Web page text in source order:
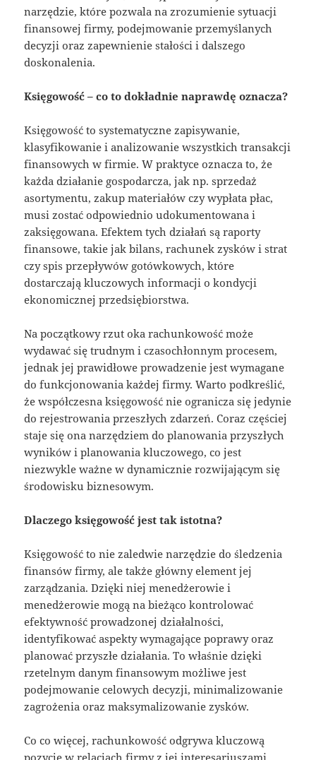
narzędzie, które pozwala na zrozumienie sytuacji
finansowej firmy, podejmowanie przemyślanych
decyzji oraz zapewnienie stałości i dalszego
doskonalenia.
Księgowość – co to dokładnie naprawdę oznacza?
Księgowość to systematyczne zapisywanie,
klasyfikowanie i analizowanie wszystkich transakcji
finansowych w firmie. W praktyce oznacza to, że
każda działanie gospodarcza, jak np. sprzedaż
asortymentu, zakup materiałów czy wypłata płac,
musi zostać odpowiednio udokumentowana i
zaksięgowana. Efektem tych działań są raporty
finansowe, takie jak bilans, rachunek zysków i strat
czy spis przepływów gotówkowych, które
dostarczają kluczowych informacji o kondycji
ekonomicznej przedsiębiorstwa.
Na początkowy rzut oka rachunkowość może
wydawać się trudnym i czasochłonnym procesem,
jednak jej prawidłowe prowadzenie jest wymagane
do funkcjonowania każdej firmy. Warto podkreślić,
że współczesna księgowość nie ogranicza się jedynie
do rejestrowania przeszłych zdarzeń. Coraz częściej
staje się ona narzędziem do planowania przyszłych
wyników i planowania kluczowego, co jest
niezwykle ważne w dynamicznie rozwijającym się
środowisku biznesowym.
Dlaczego księgowość jest tak istotna?
Księgowość to nie zaledwie narzędzie do śledzenia
finansów firmy, ale także główny element jej
zarządzania. Dzięki niej menedżerowie i
menedżerowie mogą na bieżąco kontrolować
efektywność prowadzonej działalności,
identyfikować aspekty wymagające poprawy oraz
planować przyszłe działania. To właśnie dzięki
rzetelnym danym finansowym możliwe jest
podejmowanie celowych decyzji, minimalizowanie
zagrożenia oraz maksymalizowanie zysków.
Co co więcej, rachunkowość odgrywa kluczową
pozycję w relacjach firmy z jej interesariuszami,